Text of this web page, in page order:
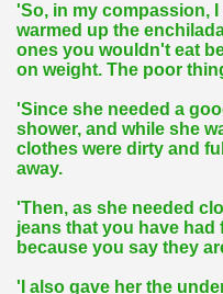
'So, in my compassion,
warmed up the
ones you wouldn't eat
on weight. The poor
'Since she needed a
shower, and while she
clothes were dirty and
away.
'Then, as she needed
jeans that you have had
because you say they
'I also gave her the